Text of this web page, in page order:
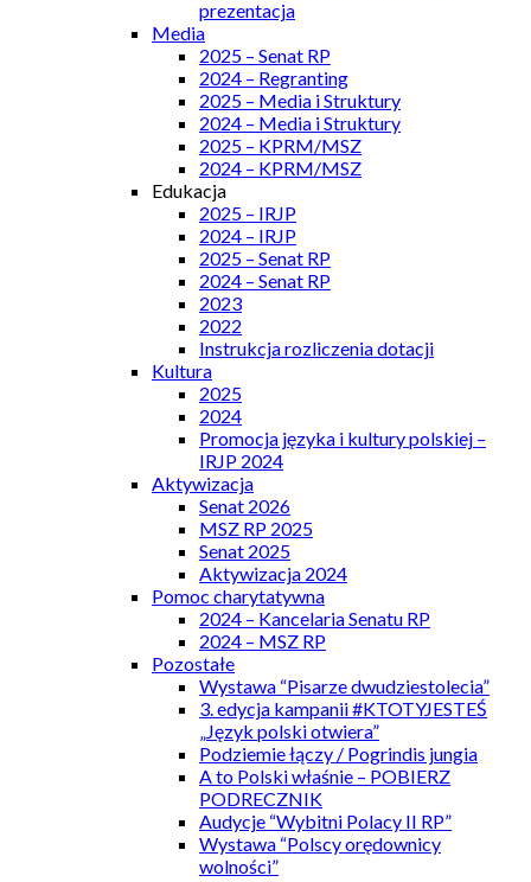
prezentacja
Media
2025 – Senat RP
2024 – Regranting
2025 – Media i Struktury
2024 – Media i Struktury
2025 – KPRM/MSZ
2024 – KPRM/MSZ
Edukacja
2025 – IRJP
2024 – IRJP
2025 – Senat RP
2024 – Senat RP
2023
2022
Instrukcja rozliczenia dotacji
Kultura
2025
2024
Promocja języka i kultury polskiej –
IRJP 2024
Aktywizacja
Senat 2026
MSZ RP 2025
Senat 2025
Aktywizacja 2024
Pomoc charytatywna
2024 – Kancelaria Senatu RP
2024 – MSZ RP
Pozostałe
Wystawa “Pisarze dwudziestolecia”
3. edycja kampanii #KTOTYJESTEŚ
„Język polski otwiera”
Podziemie łączy / Pogrindis jungia
A to Polski właśnie – POBIERZ
PODRECZNIK
Audycje “Wybitni Polacy II RP”
Wystawa “Polscy orędownicy
wolności”